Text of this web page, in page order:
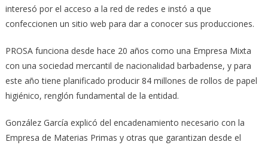
interesó por el acceso a la red de redes e instó a que
confeccionen un sitio web para dar a conocer sus producciones.
PROSA funciona desde hace 20 años como una Empresa Mixta
con una sociedad mercantil de nacionalidad barbadense, y para
este año tiene planificado producir 84 millones de rollos de papel
higiénico, renglón fundamental de la entidad.
González García explicó del encadenamiento necesario con la
Empresa de Materias Primas y otras que garantizan desde el